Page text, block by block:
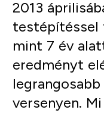
2013
testépítéssel
mint 7 év
eredményt
versenyen.